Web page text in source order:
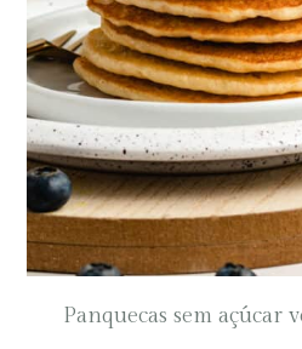
Panquecas sem açúcar